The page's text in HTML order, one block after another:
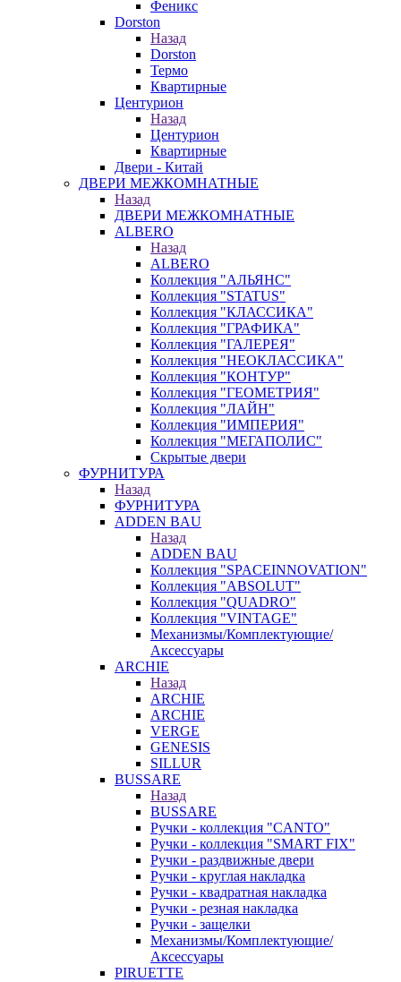
Феникс
Dorston
Назад
Dorston
Термо
Квартирные
Центурион
Назад
Центурион
Квартирные
Двери - Китай
ДВЕРИ МЕЖКОМНАТНЫЕ
Назад
ДВЕРИ МЕЖКОМНАТНЫЕ
ALBERO
Назад
ALBERO
Коллекция "АЛЬЯНС"
Коллекция "STATUS"
Коллекция "КЛАССИКА"
Коллекция "ГРАФИКА"
Коллекция "ГАЛЕРЕЯ"
Коллекция "НЕОКЛАССИКА"
Коллекция "КОНТУР"
Коллекция "ГЕОМЕТРИЯ"
Коллекция "ЛАЙН"
Коллекция "ИМПЕРИЯ"
Коллекция "МЕГАПОЛИС"
Скрытые двери
ФУРНИТУРА
Назад
ФУРНИТУРА
ADDEN BAU
Назад
ADDEN BAU
Коллекция "SPACEINNOVATION"
Коллекция "ABSOLUT"
Коллекция "QUADRO"
Коллекция "VINTAGE"
Механизмы/Комплектующие/
Аксессуары
ARCHIE
Назад
ARCHIE
ARCHIE
VERGE
GENESIS
SILLUR
BUSSARE
Назад
BUSSARE
Ручки - коллекция "CANTO"
Ручки - коллекция "SMART FIX"
Ручки - раздвижные двери
Ручки - круглая накладка
Ручки - квадратная накладка
Ручки - резная накладка
Ручки - защелки
Механизмы/Комплектующие/
Аксессуары
PIRUETTE